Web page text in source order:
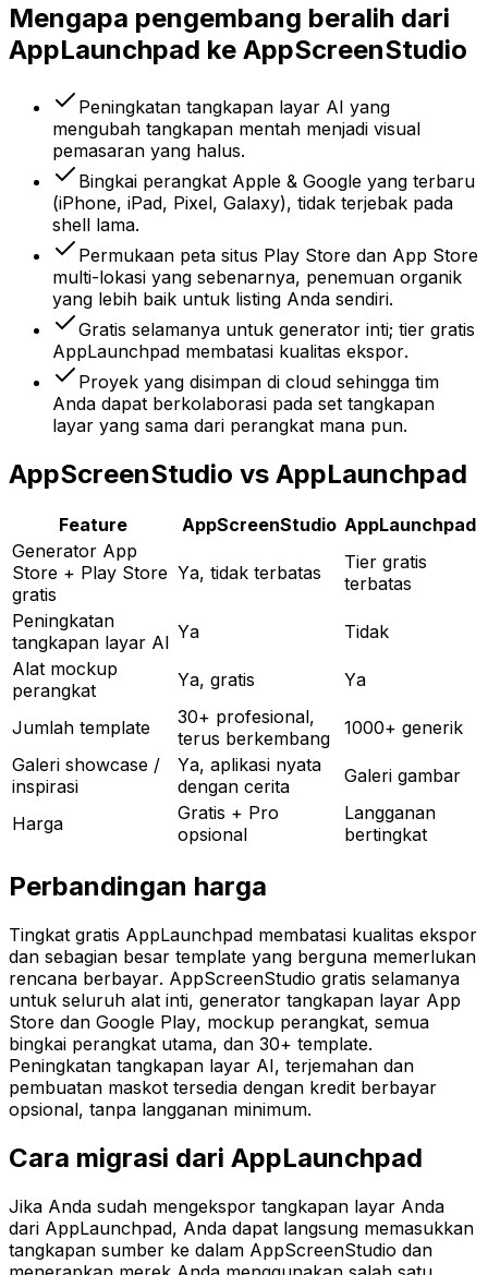
Mengapa pengembang beralih dari
AppLaunchpad ke AppScreenStudio
Peningkatan tangkapan layar AI yang
mengubah tangkapan mentah menjadi visual
pemasaran yang halus.
Bingkai perangkat Apple & Google yang terbaru
(iPhone, iPad, Pixel, Galaxy), tidak terjebak pada
shell lama.
Permukaan peta situs Play Store dan App Store
multi-lokasi yang sebenarnya, penemuan organik
yang lebih baik untuk listing Anda sendiri.
Gratis selamanya untuk generator inti; tier gratis
AppLaunchpad membatasi kualitas ekspor.
Proyek yang disimpan di cloud sehingga tim
Anda dapat berkolaborasi pada set tangkapan
layar yang sama dari perangkat mana pun.
AppScreenStudio vs AppLaunchpad
Feature AppScreenStudio AppLaunchpad
Generator App
Store + Play Store
gratis
Ya, tidak terbatas
Tier gratis
terbatas
Peningkatan
tangkapan layar AI Ya
Tidak
Alat mockup
perangkat
Ya, gratis Ya
Jumlah template
30+ profesional,
terus berkembang
1000+ generik
Galeri showcase /
inspirasi
Ya, aplikasi nyata
dengan cerita
Galeri gambar
Harga
Gratis + Pro
opsional
Langganan
bertingkat
Perbandingan harga
Tingkat gratis AppLaunchpad membatasi kualitas ekspor
dan sebagian besar template yang berguna memerlukan
rencana berbayar. AppScreenStudio gratis selamanya
untuk seluruh alat inti, generator tangkapan layar App
Store dan Google Play, mockup perangkat, semua
bingkai perangkat utama, dan 30+ template.
Peningkatan tangkapan layar AI, terjemahan dan
pembuatan maskot tersedia dengan kredit berbayar
opsional, tanpa langganan minimum.
Cara migrasi dari AppLaunchpad
Jika Anda sudah mengekspor tangkapan layar Anda
dari AppLaunchpad, Anda dapat langsung memasukkan
tangkapan sumber ke dalam AppScreenStudio dan